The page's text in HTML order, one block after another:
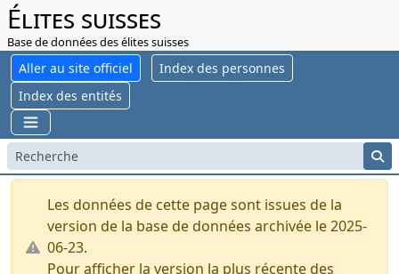
Élites suisses
Base de données des élites suisses
Aller au site officiel
Index des personnes
Index des entités
Les données de cette page sont issues de la
version de la base de données archivée le 2025-
06-23.
Pour afficher la version la plus récente des